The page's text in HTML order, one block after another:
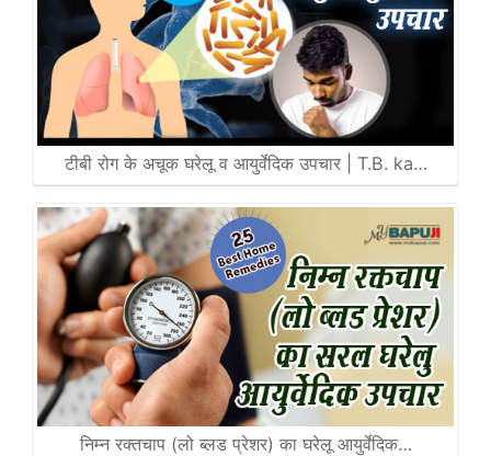
टीबी रोग के अचूक घरेलू व आयुर्वेदिक उपचार | T.B. ka…
निम्न रक्तचाप (लो ब्लड प्रेशर) का घरेलू आयुर्वेदिक…